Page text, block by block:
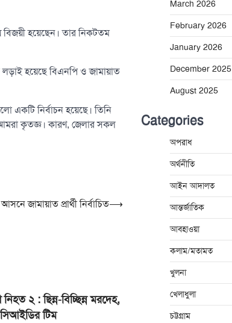
হয়েছেন। তার নিকটতম
হয়েছে বিএনপি ও জামায়াত
একটি নির্বাচন হয়েছে। তিনি
আমরা কৃতজ্ঞ। কারণ, জেলার সকল
জামায়াত প্রার্থী নির্বাচিত⟶
২ : ছিন্ন-বিচ্ছিন্ন মরদেহ,
সিআইডির টিম
March 2026
February 2026
January 2026
December 2025
August 2025
Categories
অপরাধ
অর্থনীতি
আইন আদালত
আন্তর্জাতিক
আবহাওয়া
কলাম/মতামত
খুলনা
খেলাধুলা
চট্টগ্রাম